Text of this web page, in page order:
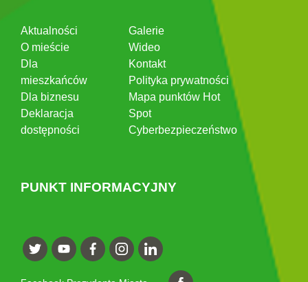
Aktualności
O mieście
Dla
mieszkańców
Dla biznesu
Deklaracja
dostępności
Galerie
Wideo
Kontakt
Polityka prywatności
Mapa punktów Hot
Spot
Cyberbezpieczeństwo
PUNKT INFORMACYJNY